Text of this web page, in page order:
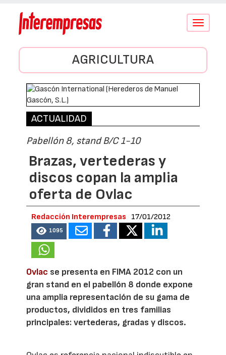
Conmutar
AGRICULTURA
ACTUALIDAD
Pabellón 8, stand B/C 1-10
Brazas, vertederas y
discos copan la amplia
oferta de Ovlac
Redacción Interempresas 17/01/2012
1095
Ovlac se presenta en FIMA 2012 con un
gran stand en el pabellón 8 donde expone
una amplia representación de su gama de
productos, divididos en tres familias
principales: vertederas, gradas y discos.